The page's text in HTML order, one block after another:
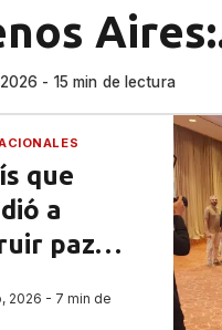
Aires:
la
- 15 min de lectura
que
a
paz
2026 - 7 min de